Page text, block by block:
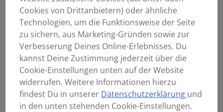
erstaunliche Welt der Musik entdecken. Die Kids
Percussion Instrumente fördern die auditive
Wahrnehmung und die motorische Entwicklung, denn
sie sind ganz einfach zu spielen, bieten unzählige
rhythmische Möglichkeiten und schaffen sehr schnell
Erfolgserlebnisse. Die Kinder können eigentlich gar
nichts falsch machen. Ihr könnt sie auch mit anderen
Rhythmusinstrumenten kombinieren. Selbst
Profimusiker benutzen ROHEMA Kids Percussion, denn
sie machen auch bei Unplugged-Gigs eine gute Figur.
Cookies von Drittanbietern) oder ähnliche
Technologien, um die Funktionsweise der Seite
zu sichern, aus Marketing-Gründen sowie zur
Verbesserung Deines Online-Erlebnisses. Du
kannst Deine Zustimmung jederzeit über die
Cookie-Einstellungen unten auf der Website
widerrufen. Weitere Informationen hierzu
findest Du in unserer Datenschutzerklärung und
in den unten stehenden Cookie-Einstellungen.